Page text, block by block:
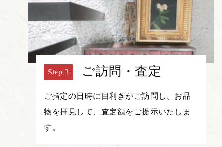
ご訪問・査定
ご指定の日時に目利きがご訪問し、お品
物を拝見して、査定額をご提示いたしま
す。